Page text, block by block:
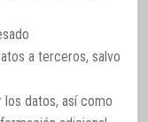
a terceros, salvo
datos, así como